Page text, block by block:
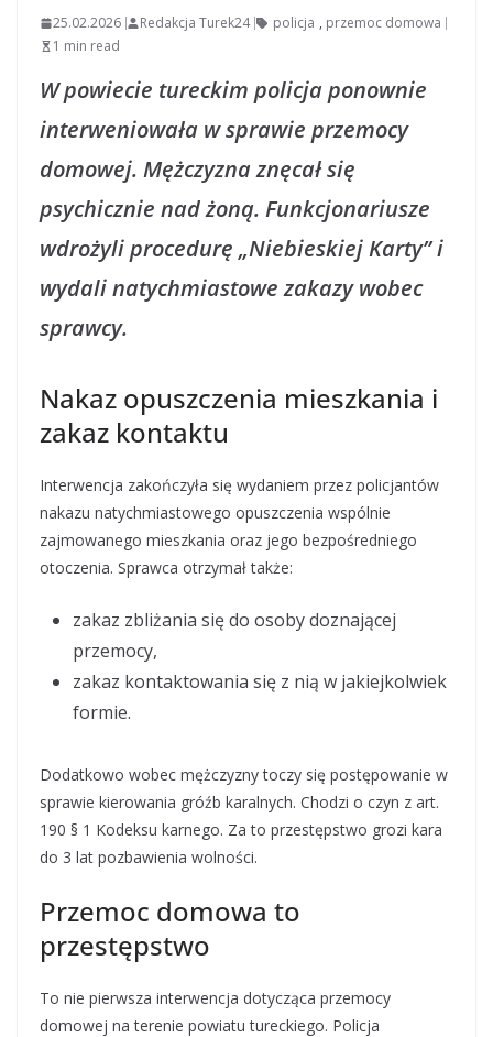
25.02.2026 Redakcja Turek24 policja , przemoc domowa
1 min read
W powiecie tureckim policja ponownie
interweniowała w sprawie przemocy
domowej. Mężczyzna znęcał się
psychicznie nad żoną. Funkcjonariusze
wdrożyli procedurę „Niebieskiej Karty” i
wydali natychmiastowe zakazy wobec
sprawcy.
Nakaz opuszczenia mieszkania i
zakaz kontaktu
Interwencja zakończyła się wydaniem przez policjantów
nakazu natychmiastowego opuszczenia wspólnie
zajmowanego mieszkania oraz jego bezpośredniego
otoczenia. Sprawca otrzymał także:
zakaz zbliżania się do osoby doznającej
przemocy,
zakaz kontaktowania się z nią w jakiejkolwiek
formie.
Dodatkowo wobec mężczyzny toczy się postępowanie w
sprawie kierowania gróźb karalnych. Chodzi o czyn z art.
190 § 1 Kodeksu karnego. Za to przestępstwo grozi kara
do 3 lat pozbawienia wolności.
Przemoc domowa to
przestępstwo
To nie pierwsza interwencja dotycząca przemocy
domowej na terenie powiatu tureckiego. Policja